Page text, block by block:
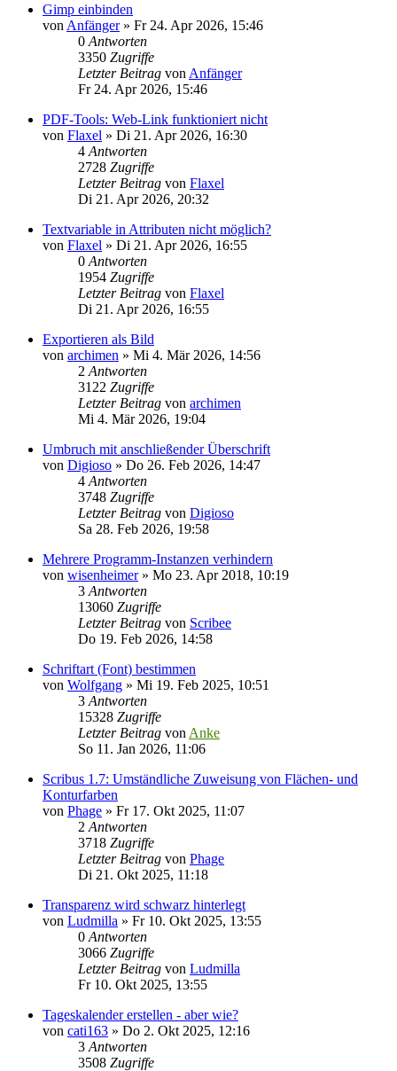
Gimp einbinden
von Anfänger» Fr 24. Apr 2026, 15:46
0 Antworten
3350 Zugriffe
Letzter Beitrag von Anfänger
Fr 24. Apr 2026, 15:46
PDF-Tools: Web-Link funktioniert nicht
von Flaxel » Di 21. Apr 2026, 16:30
4 Antworten
2728 Zugriffe
Letzter Beitrag von Flaxel
Di 21. Apr 2026, 20:32
Textvariable in Attributen nicht möglich?
von Flaxel » Di 21. Apr 2026, 16:55
0 Antworten
1954 Zugriffe
Letzter Beitrag von Flaxel
Di 21. Apr 2026, 16:55
Exportieren als Bild
von archimen » Mi 4. Mär 2026, 14:56
2 Antworten
3122 Zugriffe
Letzter Beitrag von archimen
Mi 4. Mär 2026, 19:04
Umbruch mit anschließender Überschrift
von Digioso » Do 26. Feb 2026, 14:47
4 Antworten
3748 Zugriffe
Letzter Beitrag von Digioso
Sa 28. Feb 2026, 19:58
Mehrere Programm-Instanzen verhindern
von wisenheimer» Mo 23. Apr 2018, 10:19
3 Antworten
13060 Zugriffe
Letzter Beitrag von Scribee
Do 19. Feb 2026, 14:58
Schriftart (Font) bestimmen
von Wolfgang » Mi 19. Feb 2025, 10:51
3 Antworten
15328 Zugriffe
Letzter Beitrag von Anke
So 11. Jan 2026, 11:06
Scribus 1.7: Umständliche Zuweisung von Flächen- und
Konturfarben
von Phage » Fr 17. Okt 2025, 11:07
2 Antworten
3718 Zugriffe
Letzter Beitrag von Phage
Di 21. Okt 2025, 11:18
Transparenz wird schwarz hinterlegt
von Ludmilla » Fr 10. Okt 2025, 13:55
0 Antworten
3066 Zugriffe
Letzter Beitrag von Ludmilla
Fr 10. Okt 2025, 13:55
Tageskalender erstellen - aber wie?
von cati163 » Do 2. Okt 2025, 12:16
3 Antworten
3508 Zugriffe